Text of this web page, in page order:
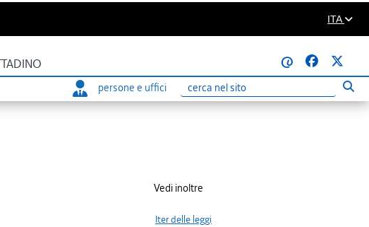
ITA
@
persone e uffici
Ricerca
Vedi inoltre
Iter delle leggi